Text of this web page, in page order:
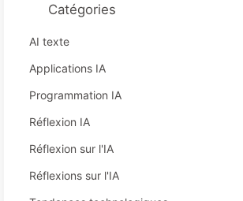
Catégories
AI texte
Applications IA
Programmation IA
Réflexion IA
Réflexion sur l'IA
Réflexions sur l'IA